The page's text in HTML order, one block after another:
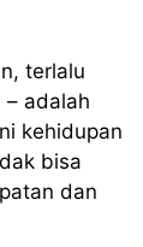
terlalu
adalah
kehidupan
bisa
dan